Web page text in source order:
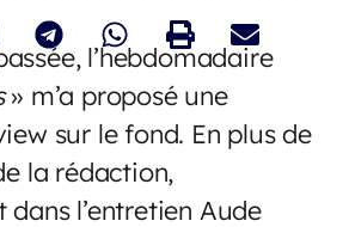
l’hebdomadaire
» m’a proposé une
sur le fond. En plus de
la rédaction,
l’entretien Aude